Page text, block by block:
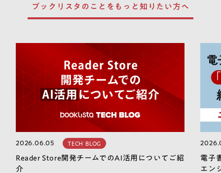
ブックリスタのことを もっと知りたい方へ
2026.06.05 TECH BLOG
Reader Store開発チームでのAI活用についてご紹
介
電子
エン